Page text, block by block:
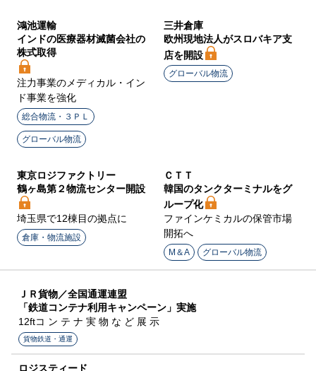
鴻池運輸
インドの医療器材滅菌会社の
株式取得
注力事業のメディカル・イン
ド事業を強化
総合物流・３ＰＬ
グローバル物流
三井倉庫
欧州現地法人がスロバキア支
店を開設
グローバル物流
東京ロジファクトリー
鶴ヶ島第２物流センター開設
埼玉県で12棟目の拠点に
倉庫・物流施設
ＣＴＴ
韓国のタンクターミナルをグ
ループ化
ファインケミカルの保管市場
開拓へ
M＆A グローバル物流
ＪＲ貨物／全国通運連盟
「鉄道コンテナ利用キャンペーン」実施
12ftコ ン テ ナ 実 物 な ど 展 示
貨物鉄道・通運
ロジスティード